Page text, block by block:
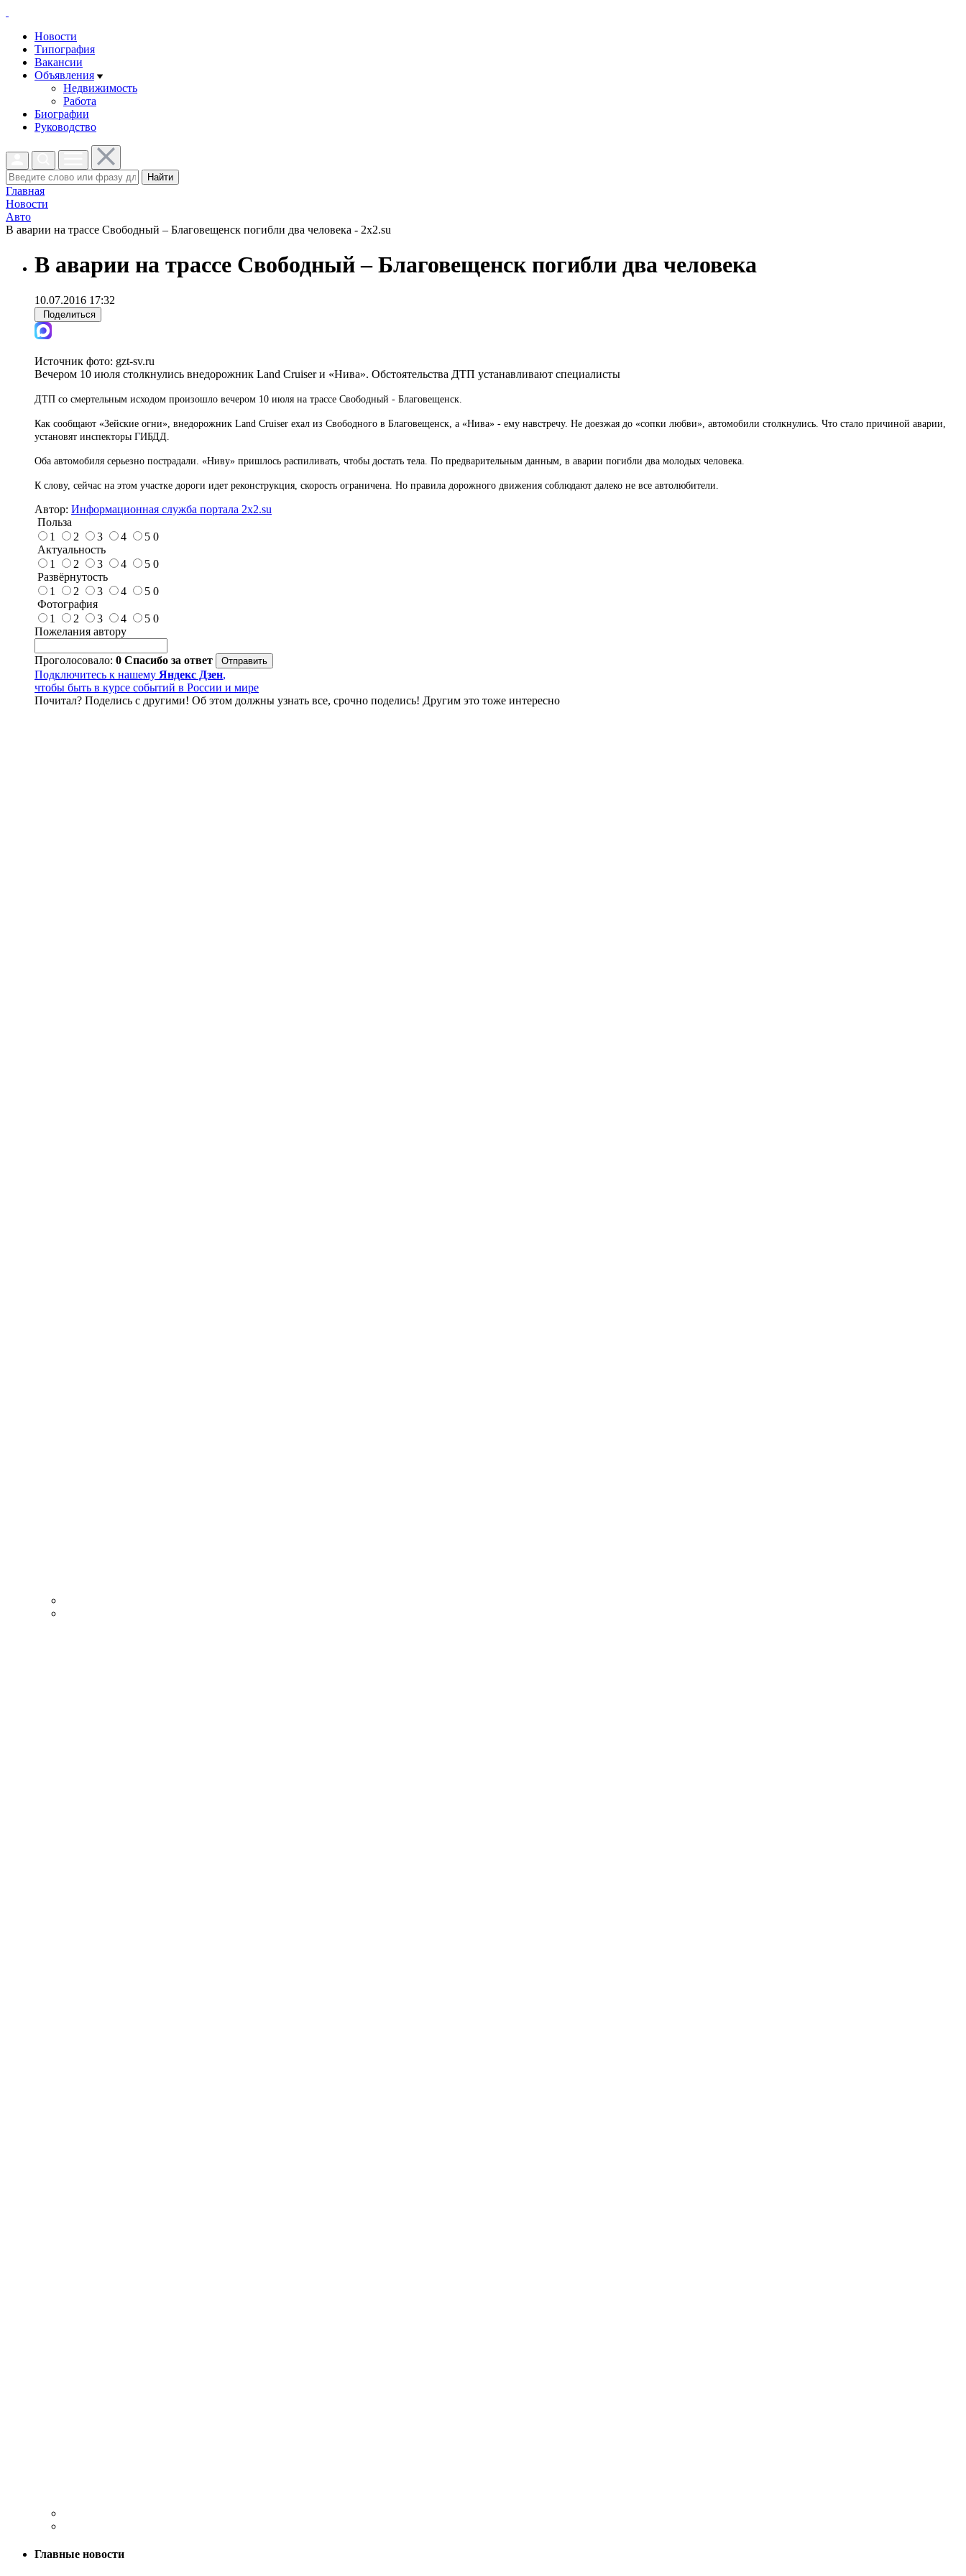
Новости
Типография
Вакансии
Объявления
Недвижимость
Работа
Биографии
Руководство
Найти
Главная
Новости
Авто
В аварии на трассе Свободный – Благовещенск погибли два человека - 2x2.su
В аварии на трассе Свободный – Благовещенск погибли два человека
10.07.2016 17:32
Поделиться
Источник фото: gzt-sv.ru
Вечером 10 июля столкнулись внедорожник Land Cruiser и «Нива». Обстоятельства ДТП устанавливают специалисты
ДТП со смертельным исходом произошло вечером 10 июля на трассе Свободный - Благовещенск.
Как сообщают «Зейские огни», внедорожник Land Cruiser ехал из Свободного в Благовещенск, а «Нива» - ему навстречу. Не доезжая до «сопки любви», автомобили столкнулись. Что стало причиной аварии,
установят инспекторы ГИБДД.
Оба автомобиля серьезно пострадали. «Ниву» пришлось распиливать, чтобы достать тела. По предварительным данным, в аварии погибли два молодых человека.
К слову, сейчас на этом участке дороги идет реконструкция, скорость ограничена. Но правила дорожного движения соблюдают далеко не все автолюбители.
Автор: Информационная служба портала 2x2.su
Польза
1
2 3 4 5 0
Актуальность
1
2 3 4 5 0
Развёрнутость
1
2 3 4 5 0
Фотография
1
2 3 4 5 0
Пожелания автору
Проголосовало: 0 Спасибо за ответ
Подключитесь к нашему Яндекс Дзен,
чтобы быть в курсе событий в России и мире
Почитал? Поделись с другими! Об этом должны узнать все, срочно поделись! Другим это тоже интересно
Главные новости